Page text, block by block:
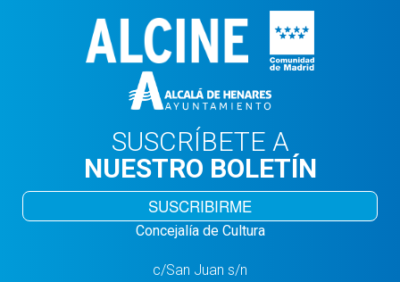
SUSCRÍBETE A
NUESTRO BOLETÍN
SUSCRIBIRME
Concejalía de Cultura
c/San Juan s/n